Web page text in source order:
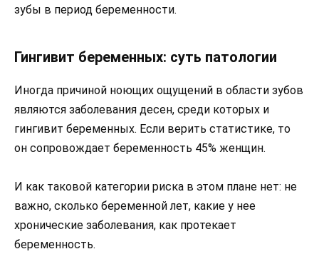
зубы в период беременности.
Гингивит беременных: суть патологии
Иногда причиной ноющих ощущений в области зубов
являются заболевания десен, среди которых и
гингивит беременных. Если верить статистике, то
он сопровождает беременность 45% женщин.
И как таковой категории риска в этом плане нет: не
важно, сколько беременной лет, какие у нее
хронические заболевания, как протекает
беременность.